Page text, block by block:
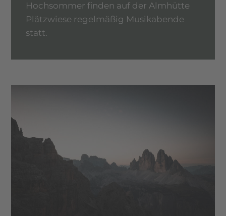
Hochsommer finden auf der Almhütte
Plätzwiese regelmäßig Musikabende
statt.